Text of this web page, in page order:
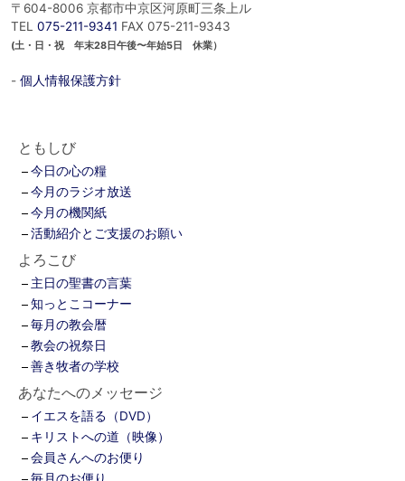
〒604-8006 京都市中京区河原町三条上ル
TEL 075-211-9341 FAX 075-211-9343
(土・日・祝 年末28日午後〜年始5日 休業）
- 個人情報保護方針
ともしび
今日の心の糧
今月のラジオ放送
今月の機関紙
活動紹介とご支援のお願い
よろこび
主日の聖書の言葉
知っとこコーナー
毎月の教会暦
教会の祝祭日
善き牧者の学校
あなたへのメッセージ
イエスを語る（DVD）
キリストへの道（映像）
会員さんへのお便り